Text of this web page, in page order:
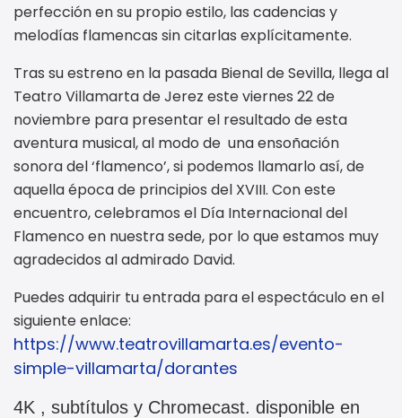
perfección en su propio estilo, las cadencias y
melodías flamencas sin citarlas explícitamente.
Tras su estreno en la pasada Bienal de Sevilla, llega al
Teatro Villamarta de Jerez este viernes 22 de
noviembre para presentar el resultado de esta
aventura musical, al modo de una ensoñación
sonora del ‘flamenco’, si podemos llamarlo así, de
aquella época de principios del XVIII. Con este
encuentro, celebramos el Día Internacional del
Flamenco en nuestra sede, por lo que estamos muy
agradecidos al admirado David.
Puedes adquirir tu entrada para el espectáculo en el
siguiente enlace:
https://www.teatrovillamarta.es/evento-
simple-villamarta/dorantes
4K , subtítulos y Chromecast. disponible en